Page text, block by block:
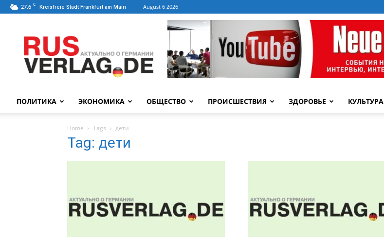
27.6 C Kreisfreie Stadt Frankfurt am Main August 6 2026
ПОЛИТИКА ЭКОНОМИКА ОБЩЕСТВО ПРОИСШЕСТВИЯ ЗДОРОВЬЕ КУЛЬТУРА
Home Tags дети
Tag: дети